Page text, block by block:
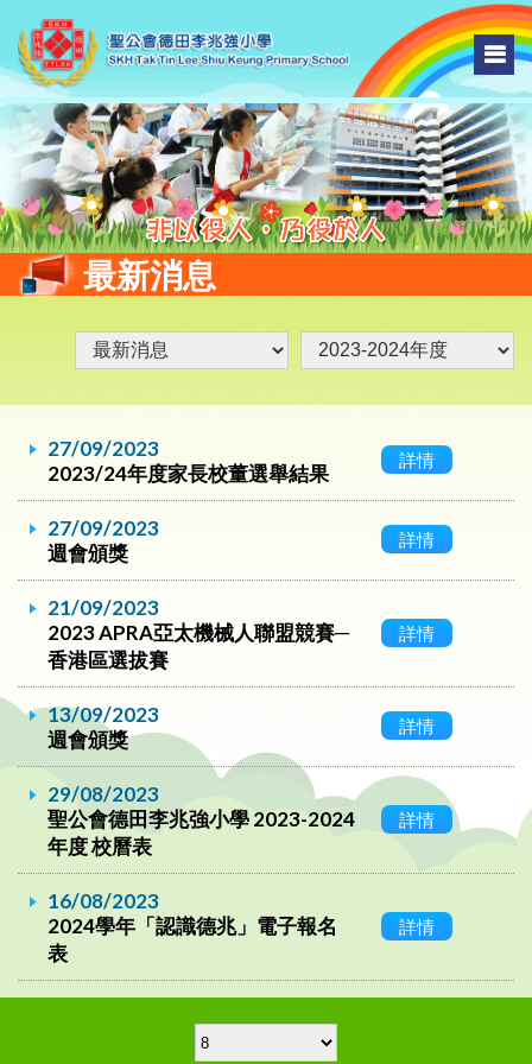
最新消息
27/09/2023
2023/24年度家長校董選舉結果
詳情
27/09/2023
週會頒獎
詳情
21/09/2023
2023 APRA亞太機械人聯盟競賽─
香港區選拔賽
詳情
13/09/2023
週會頒獎
詳情
29/08/2023
聖公會德田李兆強小學 2023-2024
年度 校曆表
詳情
16/08/2023
2024學年「認識德兆」電子報名
表
詳情